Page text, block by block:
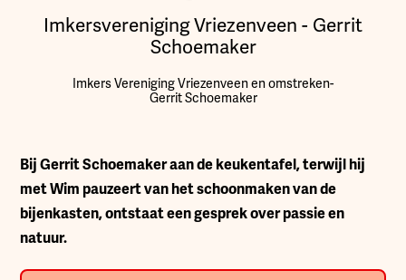
Imkersvereniging Vriezenveen - Gerrit
Schoemaker
Imkers Vereniging Vriezenveen en omstreken-
Gerrit Schoemaker
Bij Gerrit Schoemaker aan de keukentafel, terwijl hij
met Wim pauzeert van het schoonmaken van de
bijenkasten, ontstaat een gesprek over passie en
natuur.